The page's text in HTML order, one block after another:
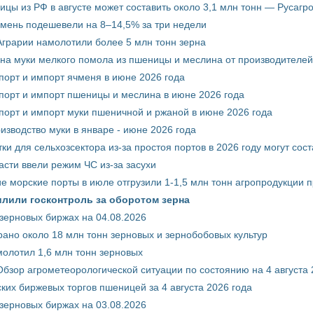
из РФ в августе может составить около 3,1 млн тонн —
подешевели на 8–14,5% за три недели
намолотили более 5 млн тонн зерна
муки мелкого помола из пшеницы и меслина от
и импорт ячменя в июне 2026 года
и импорт пшеницы и меслина в июне 2026 года
и импорт муки пшеничной и ржаной в июне 2026 года
муки в январе - июне 2026 года
для сельхозсектора из-за простоя портов в 2026 году могут
ввели режим ЧС из-за засухи
морские порты в июле отгрузили 1-1,5 млн тонн агропродукции
госконтроль за оборотом зерна
биржах на 04.08.2026
около 18 млн тонн зерновых и зернобобовых культур
1,6 млн тонн зерновых
агрометеорологической ситуации по состоянию на 4 августа
биржевых торгов пшеницей за 4 августа 2026 года
биржах на 03.08.2026